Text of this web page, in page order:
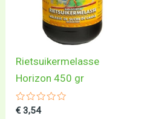
Rietsuikermelasse
Horizon 450 gr
Gewaardeerd
€ 3,54